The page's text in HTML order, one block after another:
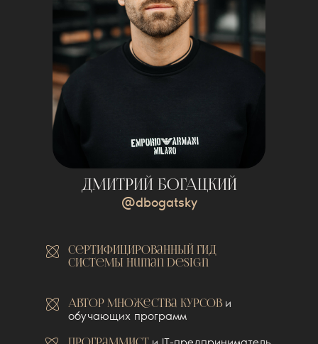
ДМИТРИЙ БОГАЦКИЙ
Сертифицированный Гид
системы Human Design
Автор множества курсов и
обучающих программ
@dbogatsky